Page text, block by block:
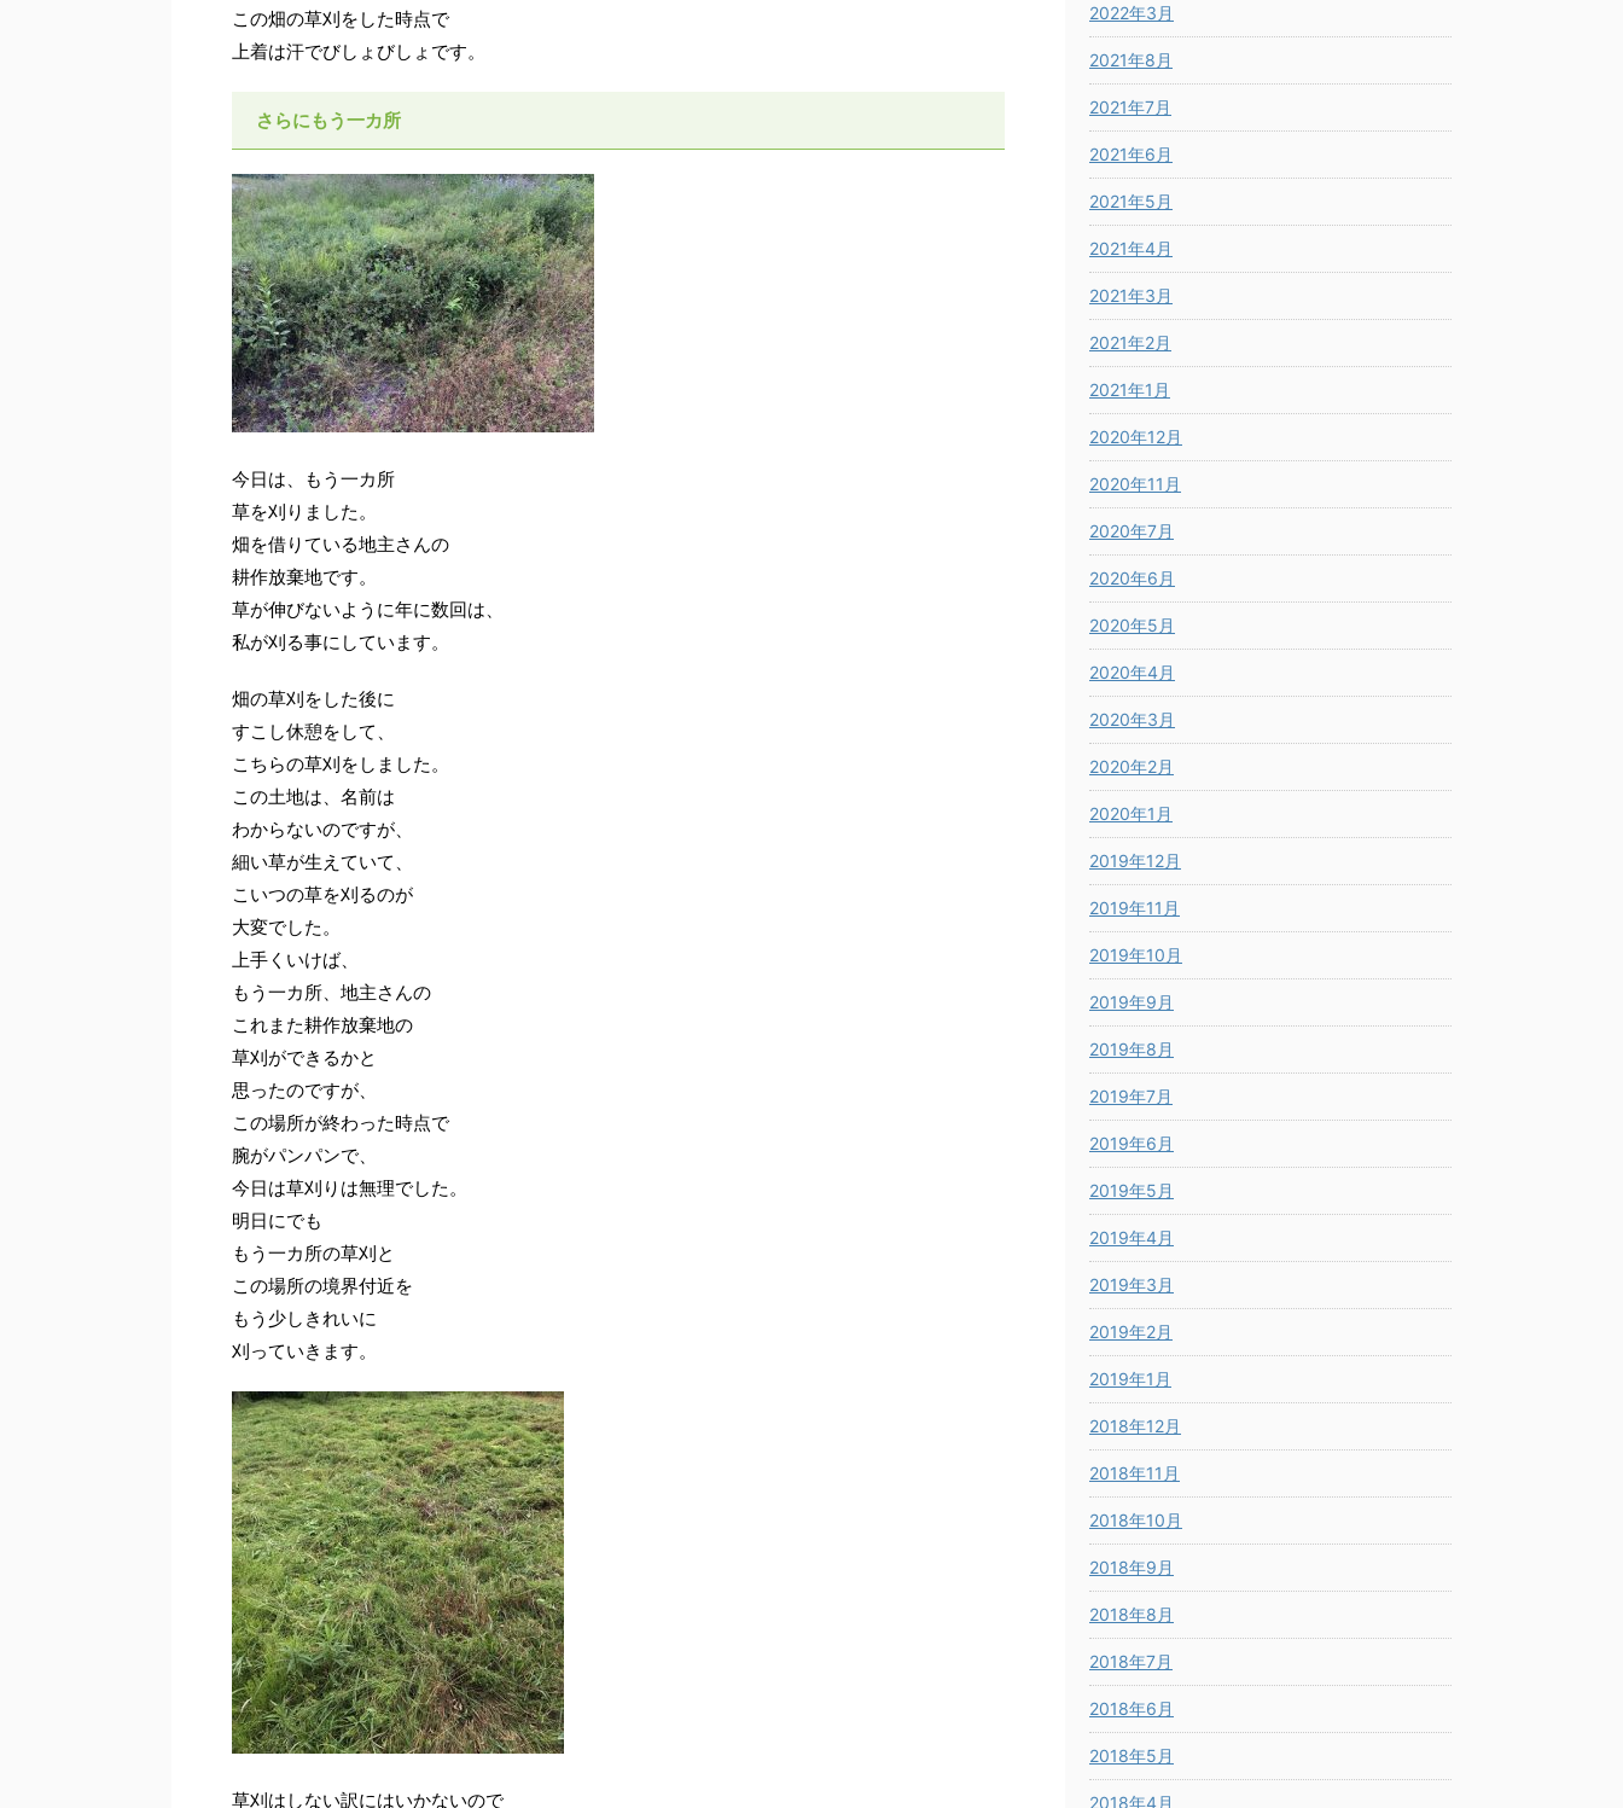
この畑の草刈をした時点で
上着は汗でびしょびしょです。
さらにもう一カ所
今日は、もう一カ所
草を刈りました。
畑を借りている地主さんの
耕作放棄地です。
草が伸びないように年に数回は、
私が刈る事にしています。
畑の草刈をした後に
すこし休憩をして、
こちらの草刈をしました。
この土地は、名前は
わからないのですが、
細い草が生えていて、
こいつの草を刈るのが
大変でした。
上手くいけば、
もう一カ所、地主さんの
これまた耕作放棄地の
草刈ができるかと
思ったのですが、
この場所が終わった時点で
腕がパンパンで、
今日は草刈りは無理でした。
明日にでも
もう一カ所の草刈と
この場所の境界付近を
もう少しきれいに
刈っていきます。
草刈はしない訳にはいかないので
2022年3月
2021年8月
2021年7月
2021年6月
2021年5月
2021年4月
2021年3月
2021年2月
2021年1月
2020年12月
2020年11月
2020年7月
2020年6月
2020年5月
2020年4月
2020年3月
2020年2月
2020年1月
2019年12月
2019年11月
2019年10月
2019年9月
2019年8月
2019年7月
2019年6月
2019年5月
2019年4月
2019年3月
2019年2月
2019年1月
2018年12月
2018年11月
2018年10月
2018年9月
2018年8月
2018年7月
2018年6月
2018年5月
2018年4月